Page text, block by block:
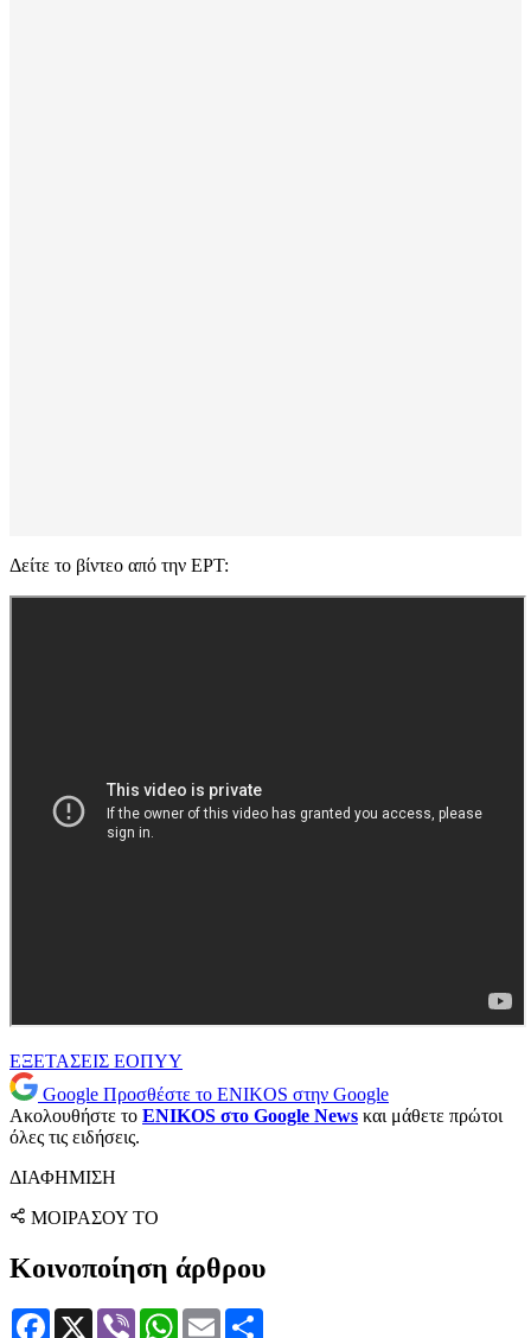
Δείτε το βίντεο από την ΕΡΤ:
ΕΞΕΤΑΣΕΙΣ ΕΟΠΥΥ
Google Προσθέστε το ENIKOS στην Google
Ακολουθήστε το ENIKOS στο Google News και μάθετε πρώτοι
όλες τις ειδήσεις.
ΔΙΑΦΗΜΙΣΗ
ΜΟΙΡΑΣΟΥ ΤΟ
Κοινοποίηση άρθρου
Facebook
X Viber WhatsApp
Email